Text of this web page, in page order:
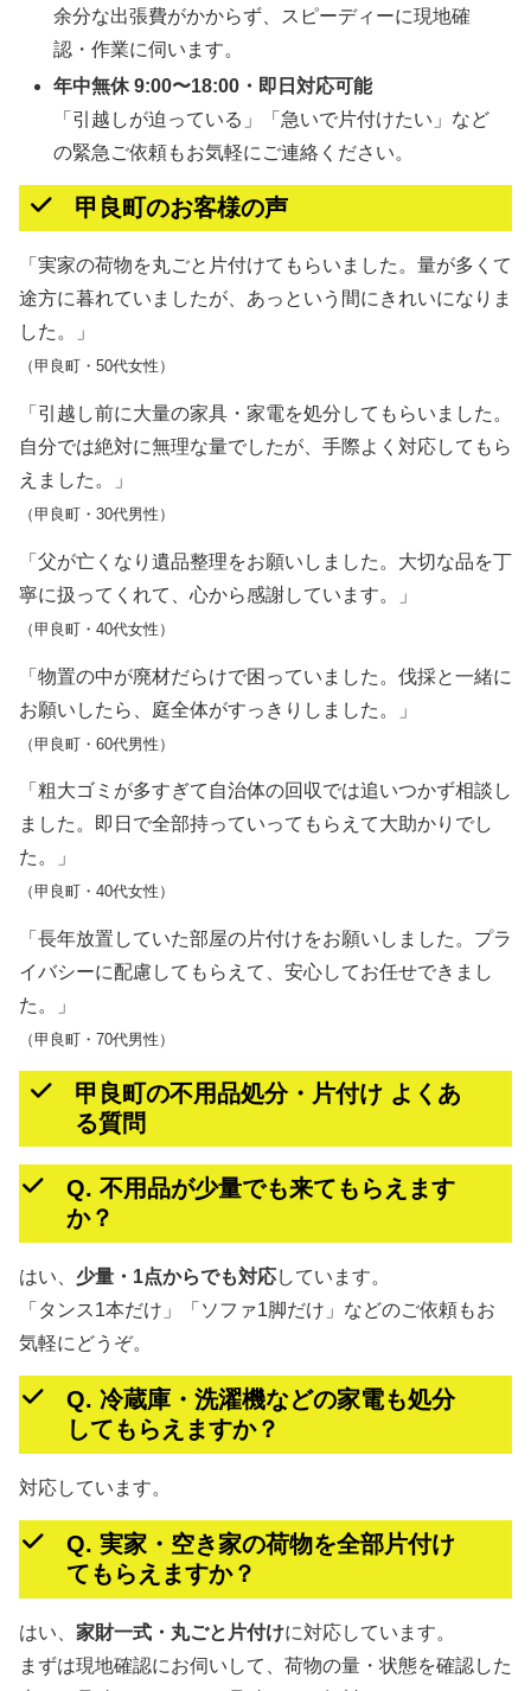
余分な出張費がかからず、スピーディーに現地確
認・作業に伺います。
年中無休 9:00〜18:00・即日対応可能
「引越しが迫っている」「急いで片付けたい」など
の緊急ご依頼もお気軽にご連絡ください。
甲良町のお客様の声
「実家の荷物を丸ごと片付けてもらいました。量が多くて
途方に暮れていましたが、あっという間にきれいになりま
した。」
（甲良町・50代女性）
「引越し前に大量の家具・家電を処分してもらいました。
自分では絶対に無理な量でしたが、手際よく対応してもら
えました。」
（甲良町・30代男性）
「父が亡くなり遺品整理をお願いしました。大切な品を丁
寧に扱ってくれて、心から感謝しています。」
（甲良町・40代女性）
「物置の中が廃材だらけで困っていました。伐採と一緒に
お願いしたら、庭全体がすっきりしました。」
（甲良町・60代男性）
「粗大ゴミが多すぎて自治体の回収では追いつかず相談し
ました。即日で全部持っていってもらえて大助かりでし
た。」
（甲良町・40代女性）
「長年放置していた部屋の片付けをお願いしました。プラ
イバシーに配慮してもらえて、安心してお任せできまし
た。」
（甲良町・70代男性）
甲良町の不用品処分・片付け よくあ
る質問
Q. 不用品が少量でも来てもらえます
か？
はい、 少量・1点からでも対応しています。
「タンス1本だけ」「ソファ1脚だけ」などのご依頼もお
気軽にどうぞ。
Q. 冷蔵庫・洗濯機などの家電も処分
してもらえますか？
対応しています。
Q. 実家・空き家の荷物を全部片付け
てもらえますか？
はい、 家財一式・丸ごと片付けに対応しています。
まずは現地確認にお伺いして、荷物の量・状態を確認した